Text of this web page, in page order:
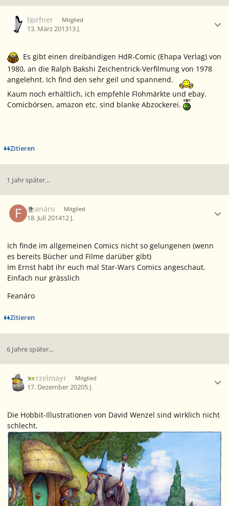
harfner Mitglied
13. März 201313 J.
Es gibt einen dreibändigen HdR-Comic (Ehapa Verlag) von
1980, an die Ralph Bakshi Zeichentrick-Verfilmung von 1978
angelehnt. Ich find den sehr geil und spannend.
Kaum noch erhältlich, ich empfehle Flohmärkte und ebay.
Comicbörsen, amazon etc. sind blanke Abzockerei.
Zitieren
1 Jahr später...
Feanáro Mitglied
18. Juli 201412 J.
Ich finde im allgemeinen Comics nicht so gelungenen (wenn
es bereits Bücher und Filme darüber gibt)
Im Ernst habt ihr euch mal Star-Wars Comics angeschaut.
Einfach nur grässlich
Feanáro
Zitieren
6 Jahre später...
Berzelmayr Mitglied
17. Dezember 20205 J.
Die Hobbit-Illustrationen von David Wenzel sind wirklich nicht
schlecht.